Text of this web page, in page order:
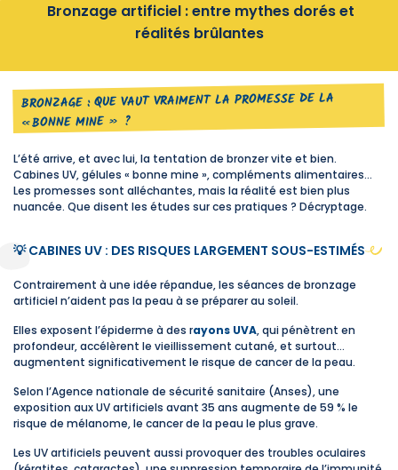
Bronzage artificiel : entre mythes dorés et
réalités brûlantes
BRONZAGE : QUE VAUT VRAIMENT LA PROMESSE DE LA
« BONNE MINE » ?
L’été arrive, et avec lui, la tentation de bronzer vite et bien.
Cabines UV, gélules « bonne mine », compléments alimentaires…
Les promesses sont alléchantes, mais la réalité est bien plus
nuancée. Que disent les études sur ces pratiques ? Décryptage.
💡 CABINES UV : DES RISQUES LARGEMENT SOUS-ESTIMÉS
Contrairement à une idée répandue, les séances de bronzage
artificiel n’aident pas la peau à se préparer au soleil.
Elles exposent l’épiderme à des rayons UVA, qui pénètrent en
profondeur, accélèrent le vieillissement cutané, et surtout…
augmentent significativement le risque de cancer de la peau.
Selon l’Agence nationale de sécurité sanitaire (Anses), une
exposition aux UV artificiels avant 35 ans augmente de 59 % le
risque de mélanome, le cancer de la peau le plus grave.
Les UV artificiels peuvent aussi provoquer des troubles oculaires